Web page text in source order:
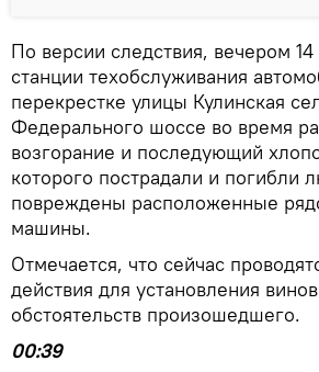
По версии следствия, вечером 14
станции техобслуживания
перекрестке улицы Кулинская
Федерального шоссе во время
возгорание и последующий
которого пострадали и погибли
повреждены расположенные
машины.
Отмечается, что сейчас
действия для установления
обстоятельств произошедшего.
00:39